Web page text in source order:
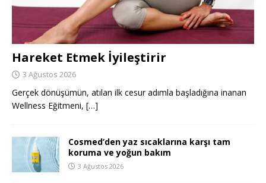
Hareket Etmek İyileştirir
3 Ağustos 2026
Gerçek dönüşümün, atılan ilk cesur adımla başladığına inanan
Wellness Eğitmeni, […]
Cosmed’den yaz sıcaklarına karşı tam
koruma ve yoğun bakım
3 Ağustos 2026